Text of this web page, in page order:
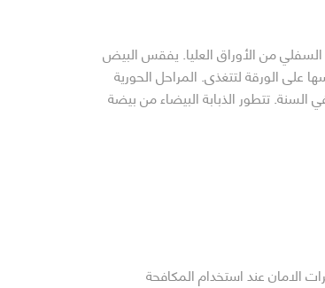
البالغة 200-400 بيضة في مجموعات دائرية على الجانب السفلي من الأوراق العليا. يفقس البيض
على الورقة لتتغذى. المراحل الحورية
السنة. تتطور الذبابة البيضاء من بيضة
استخدام الكوهينور لمكافحة هذه الافة، و ترش مرتين بين كل مرة 15 – 20 يوم. انتبه لفترات الامان عند استخدام المكافحة